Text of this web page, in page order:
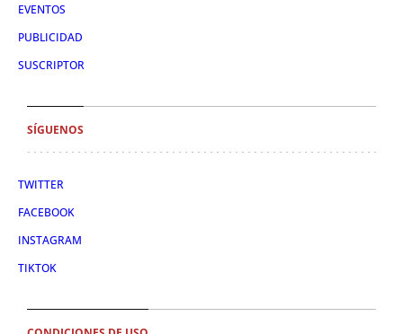
EVENTOS
PUBLICIDAD
SUSCRIPTOR
SÍGUENOS
TWITTER
FACEBOOK
INSTAGRAM
TIKTOK